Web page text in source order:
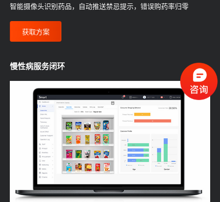
智能摄像头识别药品，自动推送禁忌提示，错误购药率归零
获取方案
慢性病服务闭环